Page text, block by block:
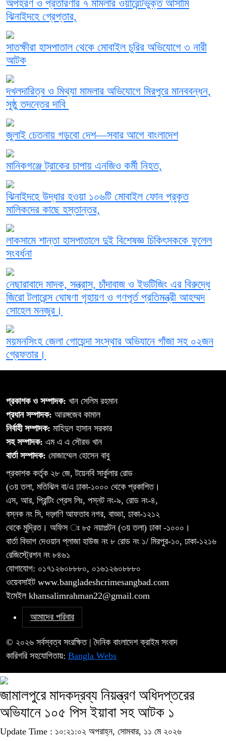
অপহরণ ও প্রতারণার ৭ মামলার ওয়ারেন্টভুক্ত আসামি
ঝিনাইদহে গ্রেপ্তার,
সাতক্ষীরা হাসপাতাল থেকে মোবাইল চুরির অভিযোগে ৩ নারী
আটক
দখলদারিত্ব ও মিথ্যা মামলার অভিযোগে মিরপুরে মানববন্ধন,
সুষ্ঠু তদন্তের দাবি
জুলাই চেতনায় গড়বো দেশ—সবার আগে বাংলাদেশ
মানিকগঞ্জে ট্রাকের চাপায় এনজিও কর্মী নিহত,
ঝিনাইদহে উদ্ধার হওয়া ১০৬টি মোবাইল ফোন প্রকৃত
মালিকদের কাছে হস্তান্তর,
লাকসামে শান্তা হাসপাতালে দুই বিশেষজ্ঞ চিকিৎসককে ফুলেল
সংবর্ধনা
নেছারাবাদে মাদক, সন্ত্রাস, চাঁদাবাজ ও ইভটিজিং এর বিরুদ্ধে
জিরো টলারেন্স ঘোষণা গৃহায়ণ ও গণপূর্ত প্রতিমন্ত্রী আহম্মদ
সোহেল মনজুর।
ময়মনসিংহ জেলা গোয়েন্দা সংস্থার অভিযানে গাঁজা সহ ০২জন
গ্রেফতার।
প্রকাশক ও সম্পাদক: খান সেলিম রহমান
প্রধান সম্পাদক: আরঙ্গজেব কামাল
নির্বাহী সম্পাদক: মাহিদুল হাসান সরকার
সহ সম্পাদক: এম এ এ সৌরভ খান
বার্তা সম্পাদক: মোজাম্মেল হোসেন বাবু
প্রকাশক কর্তৃক ২৮ জে, টয়েনবি সার্কুলার রোড
(৩য় তলা, মতিঝিল বা/এ ঢাকা-১০০০ থেকে প্রকাশিত।
এস, আর, প্রিন্টিং প্রেস লিঃ, পস্নট নং-৯, রোড নং-৪,
বস্নক নং সি, দড়্গণি আফতাব নগর, বাড্ডা, ঢাকা-১২১২
থেকে মুদ্রিত। অফিস ঃ ৮৫ নয়াপল্টন (৩য় তলা) ঢাকা -১০০০।
বার্তা বিভাগ দেওয়ান প্লাজা হাউজ নং ৮ রোড নং ১/ মিরপুর-১০, ঢাকা-১২১৬
রেজিস্ট্রেশন নং ৮৪৬১
যোগাযোগ: ০১৭১২৬০৮৮৮০, ০১৬১২৬০৮৮৮০
ওয়েবসাইট www.bangladeshcrimesangbad.com
ইমেইল khansalimrahman22@gmail.com
আমাদের পরিবার
© ২০২৬ সর্বস্বত্ব সংরক্ষিত | দৈনিক বাংলাদেশ ক্রাইম সংবাদ
কারিগরি সহযোগিতায়: Bangla Webs
জামালপুরে মাদকদ্রব্য নিয়ন্ত্রণ অধিদপ্তরের
অভিযানে ১০৫ পিস ইয়াবা সহ আটক ১
Update Time : ১০:২১:০২ অপরাহ্ন, সোমবার, ১১ মে ২০২৬